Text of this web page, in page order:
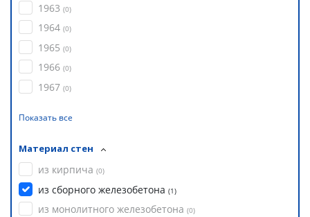
1963 (0)
1964 (0)
1965 (0)
1966 (0)
1967 (0)
Показать все
Материал стен
из кирпича (0)
из сборного железобетона (1)
из монолитного железобетона (0)